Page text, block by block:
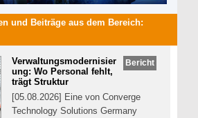
und Beiträge aus dem Bereich:
Bericht
Verwaltungsmodernisier
ung: Wo Personal fehlt,
trägt Struktur
[05.08.2026] Eine von Converge
Technology Solutions Germany